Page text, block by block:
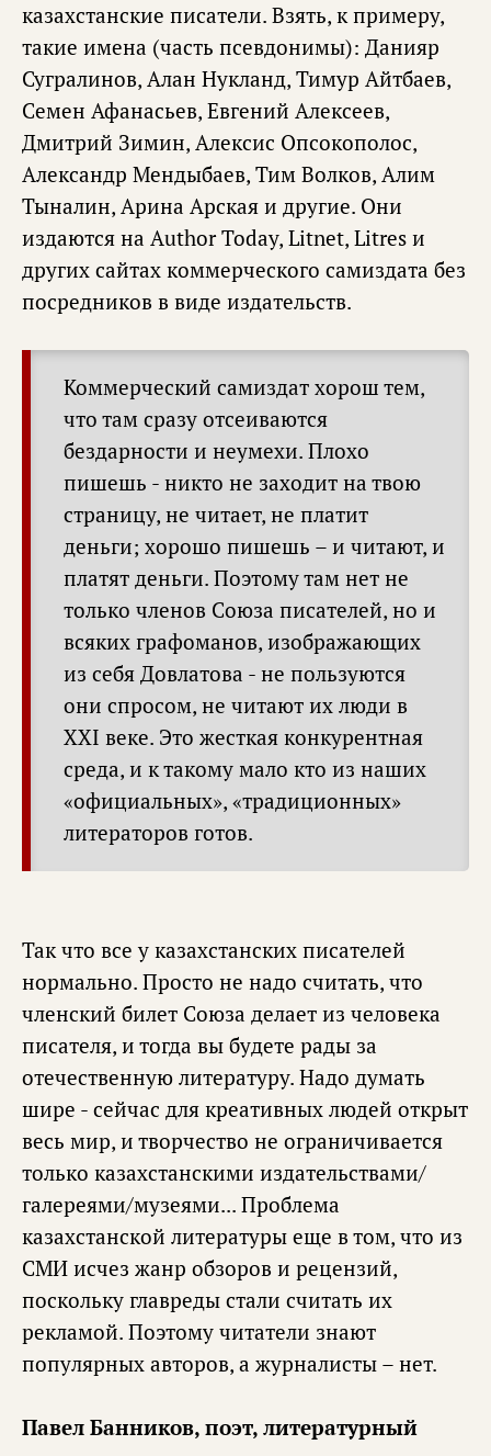
казахстанские писатели. Взять, к примеру,
такие имена (часть псевдонимы): Данияр
Сугралинов, Алан Нукланд, Тимур Айтбаев,
Семен Афанасьев, Евгений Алексеев,
Дмитрий Зимин, Алексис Опсокополос,
Александр Мендыбаев, Тим Волков, Алим
Тыналин, Арина Арская и другие. Они
издаются на Author Today, Litnet, Litres и
других сайтах коммерческого самиздата без
посредников в виде издательств.
Коммерческий самиздат хорош тем,
что там сразу отсеиваются
бездарности и неумехи. Плохо
пишешь - никто не заходит на твою
страницу, не читает, не платит
деньги; хорошо пишешь – и читают, и
платят деньги. Поэтому там нет не
только членов Союза писателей, но и
всяких графоманов, изображающих
из себя Довлатова - не пользуются
они спросом, не читают их люди в
XXI веке. Это жесткая конкурентная
среда, и к такому мало кто из наших
«официальных», «традиционных»
литераторов готов.
Так что все у казахстанских писателей
нормально. Просто не надо считать, что
членский билет Союза делает из человека
писателя, и тогда вы будете рады за
отечественную литературу. Надо думать
шире - сейчас для креативных людей открыт
весь мир, и творчество не ограничивается
только казахстанскими издательствами/
галереями/музеями... Проблема
казахстанской литературы еще в том, что из
СМИ исчез жанр обзоров и рецензий,
поскольку главреды стали считать их
рекламой. Поэтому читатели знают
популярных авторов, а журналисты – нет.
Павел Банников, поэт, литературный